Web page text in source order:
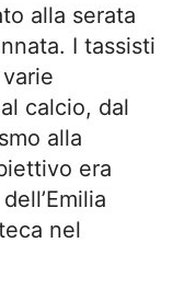
alla serata
I tassisti
calcio, dal
alla
era
nel